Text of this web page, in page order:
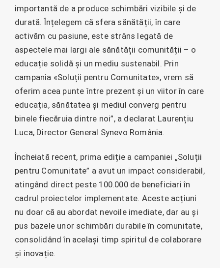
importantă de a produce schimbări vizibile și de
durată. Înțelegem că sfera sănătății, în care
activăm cu pasiune, este strâns legată de
aspectele mai largi ale sănătății comunității – o
educație solidă și un mediu sustenabil. Prin
campania «Soluții pentru Comunitate», vrem să
oferim acea punte între prezent și un viitor în care
educația, sănătatea și mediul converg pentru
binele fiecăruia dintre noi”, a declarat Laurențiu
Luca, Director General Synevo România.
Încheiată recent, prima ediție a campaniei „Soluții
pentru Comunitate” a avut un impact considerabil,
atingând direct peste 100.000 de beneficiari în
cadrul proiectelor implementate. Aceste acțiuni
nu doar că au abordat nevoile imediate, dar au și
pus bazele unor schimbări durabile în comunitate,
consolidând în același timp spiritul de colaborare
și inovație.